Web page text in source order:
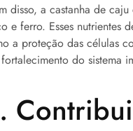
disso, a castanha de
e ferro. Esses nutrientes
a proteção das células
do sistema